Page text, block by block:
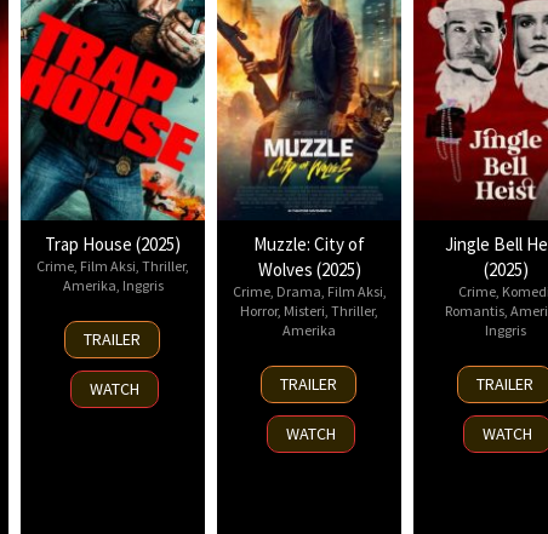
Trap House (2025)
Crime, Film Aksi, Thriller,
Amerika, Inggris
14
Nov
2025
TRAILER
WATCH
Muzzle: City of
Wolves (2025)
Crime, Drama, Film Aksi,
Horror, Misteri, Thriller,
Amerika
13
Nov
2025
TRAILER
WATCH
Jingle Bell
(2025)
Crime, Komedi
Romantis,
Inggris
25
Nov
2025
TRAILER
WATCH